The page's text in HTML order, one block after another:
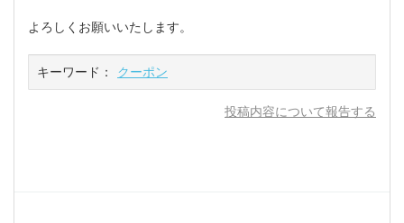
よろしくお願いいたします。
キーワード： クーポン
投稿内容について報告する